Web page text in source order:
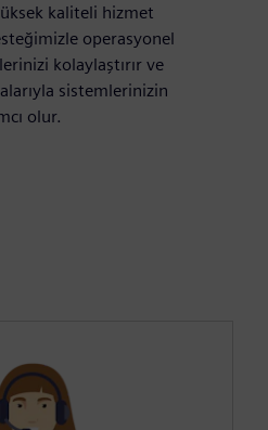
kaliteli hizmet
operasyonel
kolaylaştırır ve
sistemlerinizin
olur.